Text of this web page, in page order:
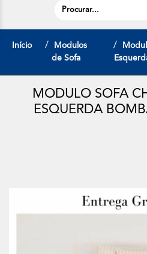
Início
Modulos
de Sofa
MODULO SOFA
ESQUERDA